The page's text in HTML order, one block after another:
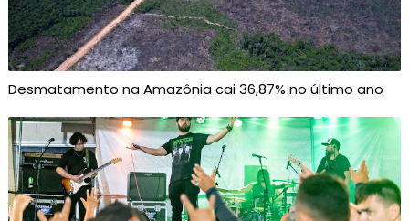
Desmatamento na Amazônia cai 36,87% no último ano